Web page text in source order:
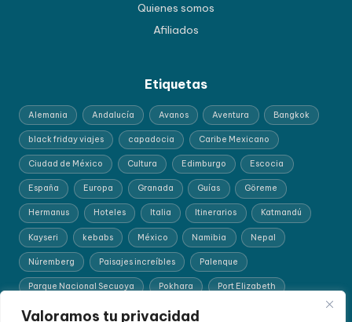
Valoramos tu privacidad
Quienes somos
Afiliados
Etiquetas
Alemania Andalucía Avanos Aventura Bangkok
black friday viajes capadocia Caribe Mexicano
Ciudad de México Cultura Edimburgo Escocia
España Europa Granada Guías Göreme
Hermanus Hoteles Italia Itinerarios Katmandú
Kayseri kebabs México Namibia Nepal
Núremberg Paisajes increíbles Palenque
Parque Nacional Secuoya Pokhara Port Elizabeth
Recomendación para mochileros Ruta del Desierto